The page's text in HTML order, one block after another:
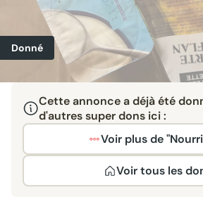
Donné
Cette annonce a déjà été
d'autres super dons ici :
Voir plus de
Voir tous les